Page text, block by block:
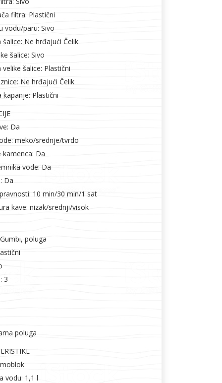
filtra: Plastični
vodu/paru: Sivo
Ne hrđajući Čelik
šalice: Sivo
šalice: Plastični
Ne hrđajući Čelik
Plastični
Da
meko/srednje/tvrdo
kamenca: Da
vode: Da
Da
10 min/30 min/1 sat
kave: nizak/srednji/visok
poluga
3
poluga
vodu: 1,1 l